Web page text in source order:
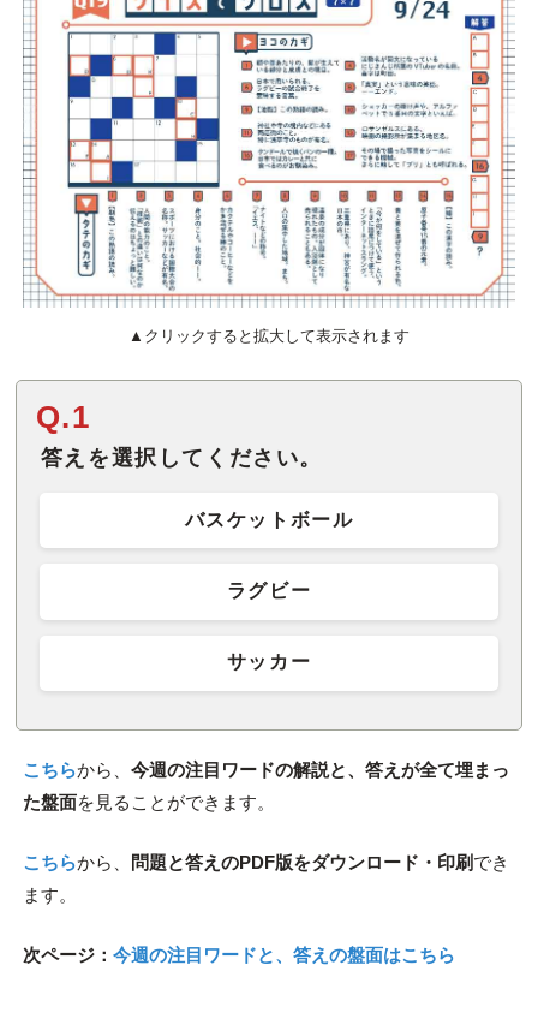
▲クリックすると拡大して表示されます
Q.1
答えを選択してください。
バスケットボール
ラグビー
サッカー
こちらから、 今週の注目ワードの解説と、答えが全て埋まっ
た盤面を見ることができます。
こちらから、 問題と答えのPDF版をダウンロード・印刷でき
ます。
次ページ： 今週の注目ワードと、答えの盤面はこちら